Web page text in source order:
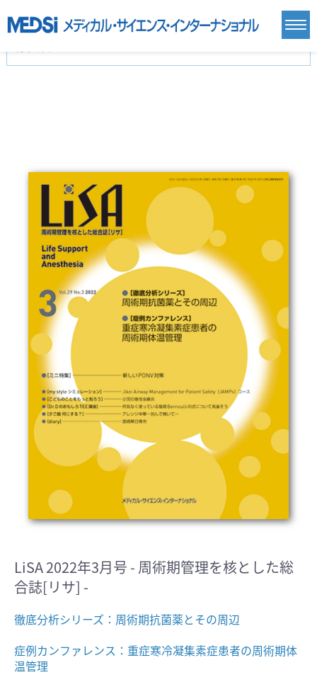
基礎医学(93)
基礎医学関連科学(80)
自然科学(25)
看護学(21)
医療技術(16)
歯科学(3)
保健・体育(1)
医学一般(91)
LiSA 2022年3月号 - 周術期管理を核とした総
合誌[リサ] -
徹底分析シリーズ：周術期抗菌薬とその周辺
症例カンファレンス：重症寒冷凝集素症患者の周術期体
温管理